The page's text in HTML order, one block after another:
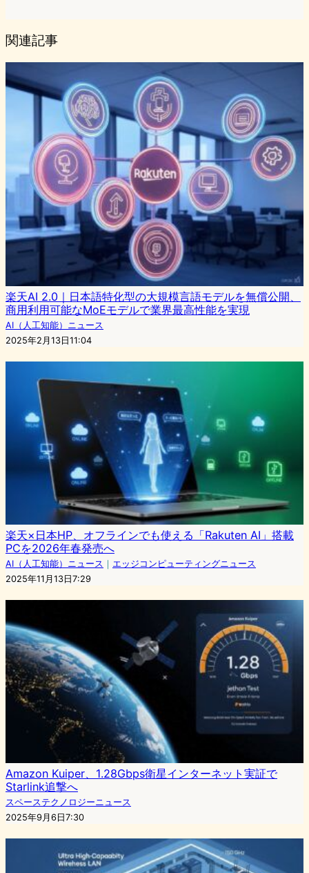
関連記事
楽天AI 2.0｜日本語特化型の大規模言語モデルを無償公開、
商用利用可能なMoEモデルで業界最高性能を実現
AI（人工知能）ニュース
2025年2月13日11:04
楽天×日本HP、オフラインでも使える「Rakuten AI」搭載
PCを2026年春発売へ
AI（人工知能）ニュース ｜ エッジコンピューティングニュース
2025年11月13日7:29
Amazon Kuiper、1.28Gbps衛星インターネット実証で
Starlink追撃へ
スペーステクノロジーニュース
2025年9月6日7:30